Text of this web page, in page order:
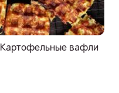
Картофельные вафли